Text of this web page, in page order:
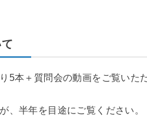
5本＋質問会の動画をご覧いた
、半年を目途にご覧ください。